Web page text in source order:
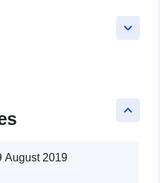
keyboard_arrow_down
keyboard_arrow_up
August 2019